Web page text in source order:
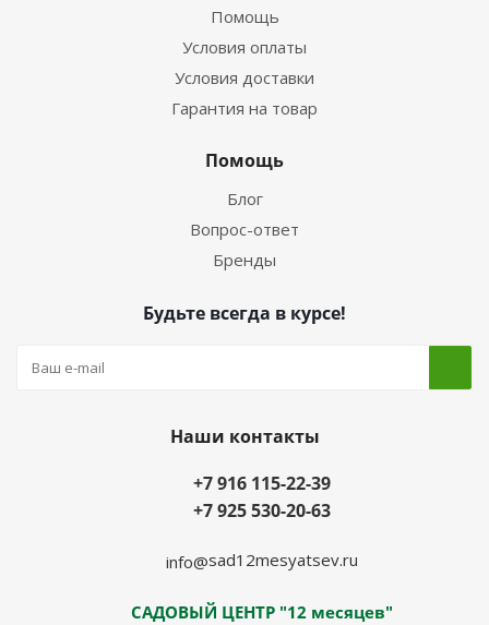
Помощь
Условия оплаты
Условия доставки
Гарантия на товар
Помощь
Блог
Вопрос-ответ
Бренды
Будьте всегда в курсе!
Наши контакты
+7 916 115-22-39
+7 925 530-20-63
info@sad12mesyatsev.ru
САДОВЫЙ ЦЕНТР "12 месяцев"